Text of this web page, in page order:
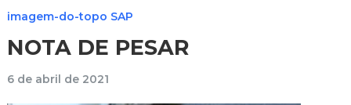
imagem-do-topo SAP
NOTA DE PESAR
6 de abril de 2021